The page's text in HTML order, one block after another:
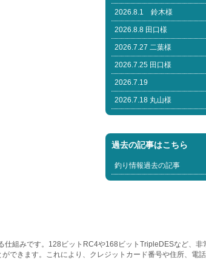
2026.8.1 鈴木様
2026.8.8 田口様
2026.7.27 二葉様
2026.7.25 田口様
2026.7.19
2026.7.18 丸山様
過去の記事はこちら
釣り情報過去の記事
組みです。128ビットRC4や168ビットTripleDESなど、非
できます。これにより、クレジットカード番号や住所、電